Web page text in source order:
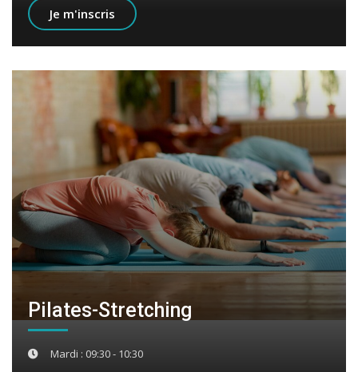
Je m'inscris
Pilates-Stretching
Mardi : 09:30 - 10:30